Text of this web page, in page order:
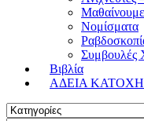
Νομίσματα
Συμβουλές
Βιβλία
ΑΔΕΙΑ